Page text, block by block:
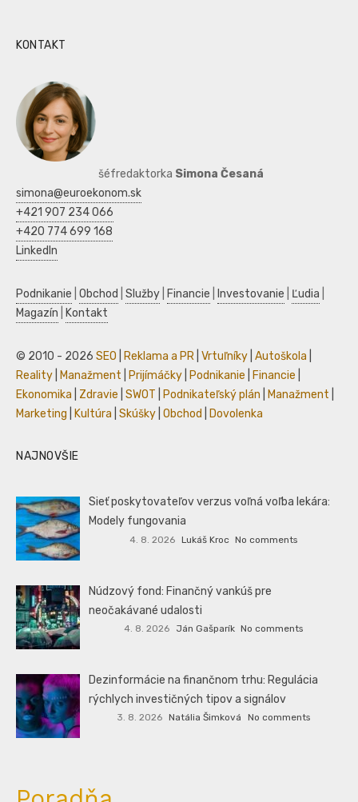
KONTAKT
šéfredaktorka Simona Česaná
simona@euroekonom.sk
+421 907 234 066
+420 774 699 168
LinkedIn
Podnikanie Obchod Služby Financie Investovanie Ľudia
Magazín
Kontakt
© 2010 - 2026 SEO Reklama a PR Vrtuľníky Autoškola
Reality
Manažment Prijímáčky Podnikanie Financie
Ekonomika
Zdravie SWOT Podnikateľský plán Manažment
Marketing
Kultúra Skúšky Obchod Dovolenka
NAJNOVŠIE
Sieť poskytovateľov verzus voľná voľba lekára:
Modely fungovania
4. 8. 2026 Lukáš Kroc No comments
Núdzový fond: Finančný vankúš pre
neočakávané udalosti
4. 8. 2026 Ján Gašparík No comments
Dezinformácie na finančnom trhu: Regulácia
rýchlych investičných tipov a signálov
3. 8. 2026 Natália Šimková No comments